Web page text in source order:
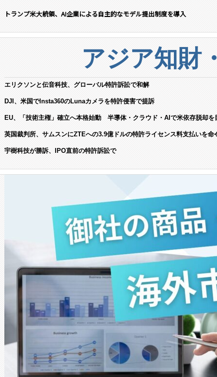
トランプ米大統領、AI企業による自主的なモデル提出制度を導入
アジア知財
エリクソンと伝音科技、グローバル特許訴訟で和解
DJI、米国でInsta360のLunaカメラを特許侵害で提訴
EU、「技術主権」確立へ本格始動 半導体・クラウド・AIで米依存脱却を
英国裁判所、サムスンにZTEへの3.9億ドルの特許ライセンス料支払いを命
宇樹科技が勝訴、IPO直前の特許訴訟で